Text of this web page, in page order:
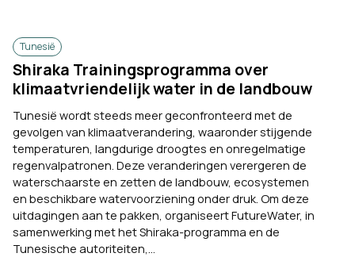
Tunesië
Shiraka Trainingsprogramma over
klimaatvriendelijk water in de landbouw
Tunesië wordt steeds meer geconfronteerd met de
gevolgen van klimaatverandering, waaronder stijgende
temperaturen, langdurige droogtes en onregelmatige
regenvalpatronen. Deze veranderingen verergeren de
waterschaarste en zetten de landbouw, ecosystemen
en beschikbare watervoorziening onder druk. Om deze
uitdagingen aan te pakken, organiseert FutureWater, in
samenwerking met het Shiraka-programma en de
Tunesische autoriteiten,...